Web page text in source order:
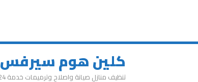
كلين هوم سيرفس 0543626173
تنظيف منازل صيانة واصلاح وترميمات خدمة 24 ساعة عمالة مميزة